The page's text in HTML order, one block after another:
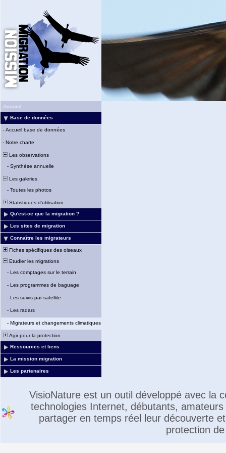
Accueil
Base de données
- Accueil base de données
- Notre charte
Les observations
- Synthèse annuelle
Les galeries
- Toutes les photos
Statistiques d'utilisation
Qu'est-ce que la migration ?
Les sites de migration
Connaître les migrateurs
Fiches spécifiques des oiseaux
Etudier les migrations
- Les comptages sur le terrain
- Les programmes de baguage
- Les suivis par satellite
- Les radars
- Migrateurs et changements climatiques
Agir pour la protection
Ressources et liens
La mission migration
Les partenaires
VisioNature est un outil développé avec la
technologies Internet, débutants,
partager en temps réel leur découverte
protection